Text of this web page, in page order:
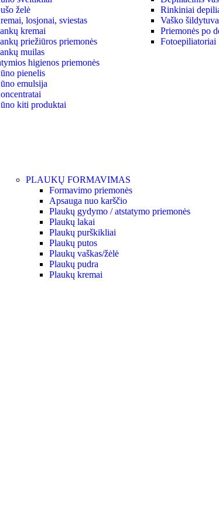
želė
losjonai, sviestas
kremai
priežiūros priemonės
muilas
higienos priemonės
pienelis
emulsija
kiti produktai
Rinkiniai
Vaško
Priemonės po
Fotoepiliatoriai
PLAUKŲ FORMAVIMAS
Formavimo priemonės
Apsauga nuo karščio
Plaukų gydymo / atstatymo priemonės
Plaukų lakai
Plaukų purškikliai
Plaukų putos
Plaukų vaškas/žėlė
Plaukų pudra
Plaukų kremai